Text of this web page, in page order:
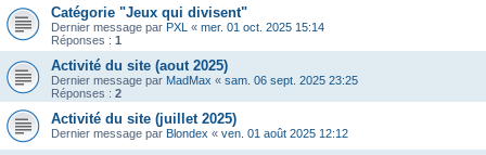
Catégorie "Jeux qui divisent"
Dernier message par PXL « mer. 01 oct. 2025 15:14
Réponses : 1
Activité du site (aout 2025)
Dernier message par MadMax « sam. 06 sept. 2025 23:25
Réponses : 2
Activité du site (juillet 2025)
Dernier message par Blondex « ven. 01 août 2025 12:12